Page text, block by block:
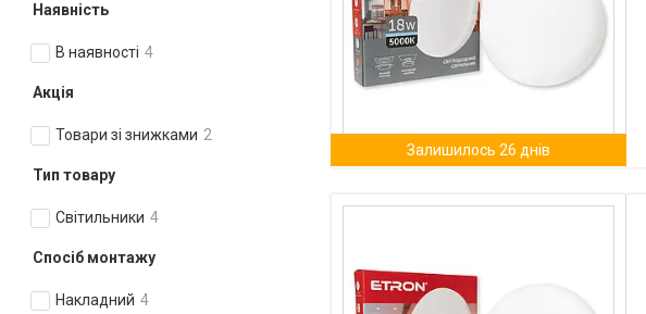
Наявність
В наявності 4
Акція
Товари зі знижками 2
Тип товару
Світильники 4
Спосіб монтажу
Накладний 4
Залишилось 26 днів